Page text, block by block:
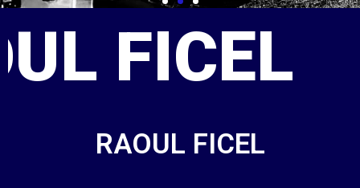
FICEL
RAOUL FICEL